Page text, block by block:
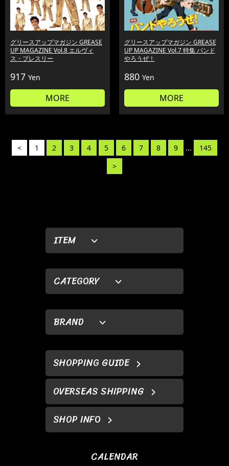
ITEM
CATEGORY
BRAND
SHOPPING GUIDE
OVERSEAS SHIPPING
SHOP INFO
CALENDAR
グリースアップマガジン GREASE
UP MAGAZINE Vol.8 エルヴィ
ス・プレスリー
917 Yen
MORE
グリースアップマガジン GREASE
UP MAGAZINE Vol.7 特集 バンド
やろうぜ！
880 Yen
MORE
< 1 2 3 4 5 6 7 8 9 ...
145
>